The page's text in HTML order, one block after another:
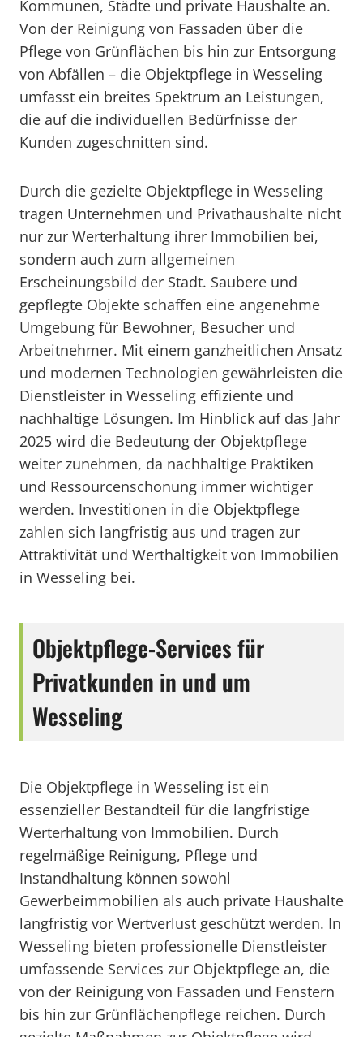
Kommunen, Städte und private Haushalte an.
Von der Reinigung von Fassaden über die
Pflege von Grünflächen bis hin zur Entsorgung
von Abfällen – die Objektpflege in Wesseling
umfasst ein breites Spektrum an Leistungen,
die auf die individuellen Bedürfnisse der
Kunden zugeschnitten sind.
Durch die gezielte Objektpflege in Wesseling
tragen Unternehmen und Privathaushalte nicht
nur zur Werterhaltung ihrer Immobilien bei,
sondern auch zum allgemeinen
Erscheinungsbild der Stadt. Saubere und
gepflegte Objekte schaffen eine angenehme
Umgebung für Bewohner, Besucher und
Arbeitnehmer. Mit einem ganzheitlichen Ansatz
und modernen Technologien gewährleisten die
Dienstleister in Wesseling effiziente und
nachhaltige Lösungen. Im Hinblick auf das Jahr
2025 wird die Bedeutung der Objektpflege
weiter zunehmen, da nachhaltige Praktiken
und Ressourcenschonung immer wichtiger
werden. Investitionen in die Objektpflege
zahlen sich langfristig aus und tragen zur
Attraktivität und Werthaltigkeit von Immobilien
in Wesseling bei.
Objektpflege-Services für
Privatkunden in und um
Wesseling
Die Objektpflege in Wesseling ist ein
essenzieller Bestandteil für die langfristige
Werterhaltung von Immobilien. Durch
regelmäßige Reinigung, Pflege und
Instandhaltung können sowohl
Gewerbeimmobilien als auch private Haushalte
langfristig vor Wertverlust geschützt werden. In
Wesseling bieten professionelle Dienstleister
umfassende Services zur Objektpflege an, die
von der Reinigung von Fassaden und Fenstern
bis hin zur Grünflächenpflege reichen. Durch